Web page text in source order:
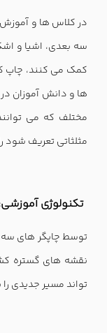
در کلاس ها و
سه بعدی، اشیا و
کمک می کنند، چاپ
ها و دانش آموزان
مختلف که می
مثلثاتی تعریف شود
تکنولوژی
توسط چاپگر های سه
نقشه های گستره
تواند مسیر جدیدی را